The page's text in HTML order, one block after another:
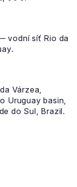
vodní síť Rio da
Várzea,
Uruguay basin,
do Sul, Brazil.